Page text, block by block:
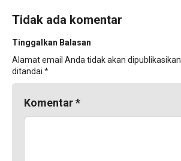
Tidak ada komentar
Tinggalkan Balasan
Alamat email Anda tidak akan dipublikasikan.
ditandai *
Komentar*